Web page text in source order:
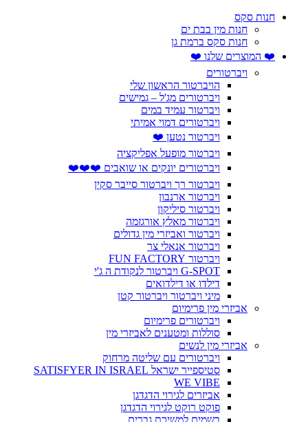
חנות סקס
חנות מין בבת ים
חנות סקס ברמת גן
❤️ המוצרים שלנו ❤️
ויברטורים
הויברטור הראשון שלי
ויברטורים מג'ל – גמישים
ויברטור עמיד במים
ויברטורים דמוי אמיתי
ויברטור נטען ❤️
ויברטור מופעל אפליקציה
ויברטורים יונקים או שואבים ❤️❤️❤️
ויברטור רך ויברטור סייבר סקין
ויברטור ארנבון
ויברטור סיליקון
ויברטור מאלץ אורגזמה
ויברטור ואביזרי מין גדולים
ויברטור אנאלי צר
ויברטור FUN FACTORY
G-SPOT ויברטור לנקודת ה ג'י
דילדו או דילדואים
מיני ויברטור ויברטור קטן
אביזרי מין פרימיום
ויברטורים פרימיום
סוללות ומטענים לאביזרי מין
אביזרי מין לנשים
ויברטורים עם שליטה מרחוק
סטיספייר ישראל SATISFYER IN ISRAEL
WE VIBE
אביזרים לגירוי הדגדגן
פוקט רוקט לגירוי הדגדגן
בשמים למשיכת גברים